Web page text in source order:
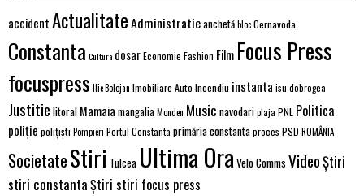
accidentActualitateAdministratieanchetăblocCernavoda
Constanta Cultura dosarEconomie Fashion Film Focus Press
focuspress Ilie Bolojan Imobiliare Auto Incendiu instanta isu dobrogea
Justitie litoral Mamaia mangaliaMonden Music navodariplaja PNL Politica
poliție polițiști Pompieri Portul Constanta primăria constantaproces PSD ROMÂNIA
SocietateStiri Tulcea Ultima Ora Velo Comms VideoȘtiri
stiri constantaȘtiri stiri focus press